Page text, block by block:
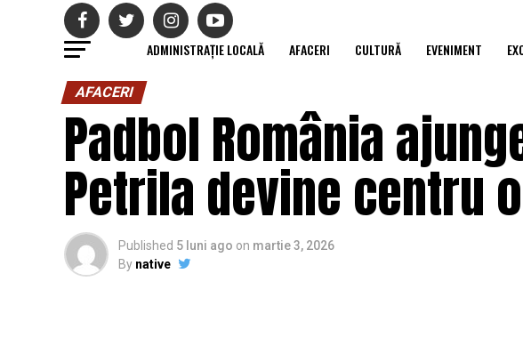
ADMINISTRAȚIE LOCALĂ AFACERI CULTURĂ EVENIMENT
AFACERI
Padbol România
Petrila devine centru
Published 5 luni ago on martie 3, 2026
By native